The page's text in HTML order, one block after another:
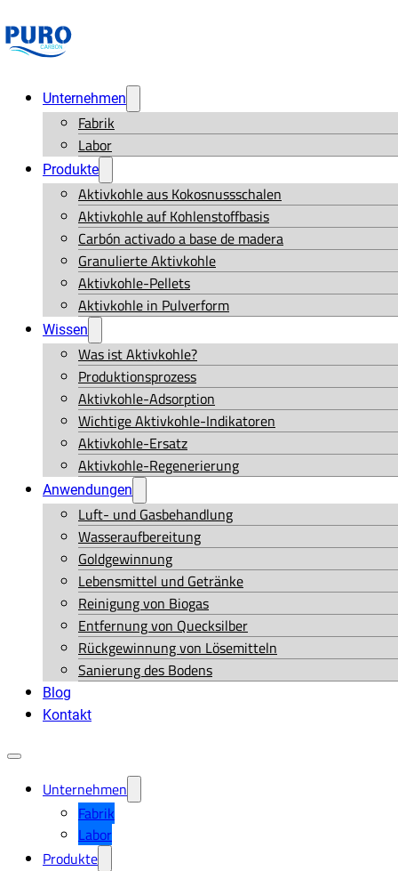
Unternehmen
Fabrik
Labor
Produkte
Aktivkohle aus Kokosnussschalen
Aktivkohle auf Kohlenstoffbasis
Carbón activado a base de madera
Granulierte Aktivkohle
Aktivkohle-Pellets
Aktivkohle in Pulverform
Wissen
Was ist Aktivkohle?
Produktionsprozess
Aktivkohle-Adsorption
Wichtige Aktivkohle-Indikatoren
Aktivkohle-Ersatz
Aktivkohle-Regenerierung
Anwendungen
Luft- und Gasbehandlung
Wasseraufbereitung
Goldgewinnung
Lebensmittel und Getränke
Reinigung von Biogas
Entfernung von Quecksilber
Rückgewinnung von Lösemitteln
Sanierung des Bodens
Blog
Kontakt
Unternehmen
Fabrik
Labor
Produkte